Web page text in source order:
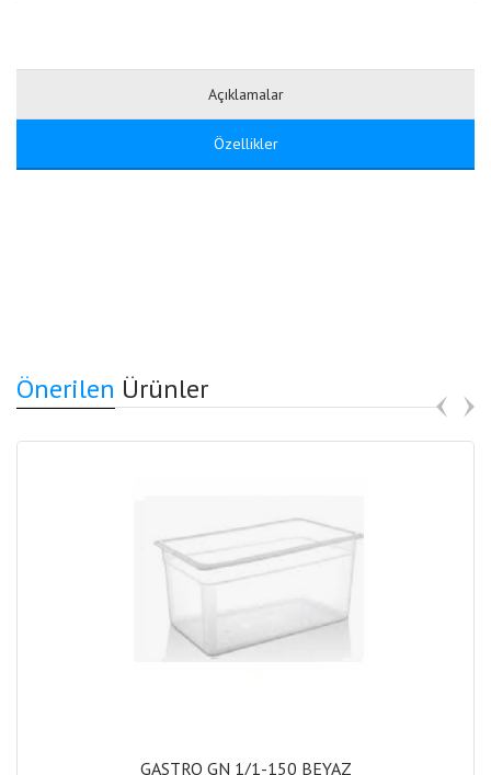
Açıklamalar
Özellikler
Önerilen Ürünler
GASTRO GN 1/1-150 BEYAZ